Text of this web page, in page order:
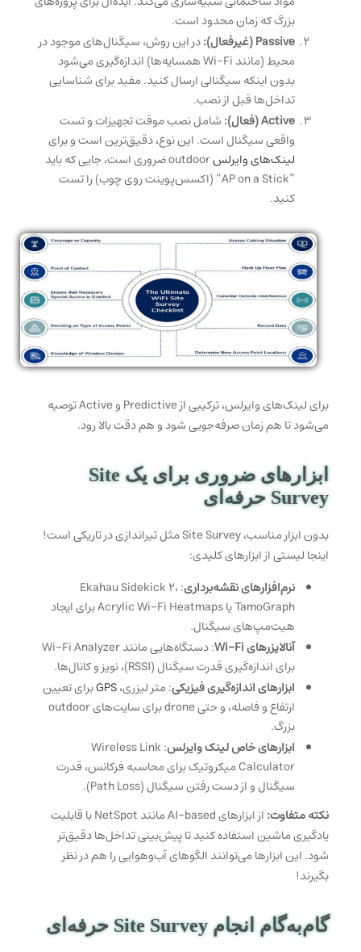
بزرگ که زمان محدود است.
Passive (غیرفعال):
در این روش، سیگنال‌های موجود در
محیط (مانند Wi-Fi همسایه‌ها) اندازه‌گیری می‌شود
بدون اینکه سیگنالی ارسال کنید. مفید برای شناسایی
تداخل‌ها قبل از نصب.
Active (فعال):
شامل نصب موقت تجهیزات و تست
واقعی سیگنال است. این نوع، دقیق‌ترین است و برای
لینک‌های وایرلس
outdoor ضروری است، جایی که باید
“AP on a Stick” (اکسس‌پوینت روی چوب) را تست
کنید.
برای لینک‌های وایرلس، ترکیبی از Predictive و Active توصیه
می‌شود تا هم زمان صرفه‌جویی شود و هم دقت بالا رود.
ابزارهای ضروری برای یک Site
Survey حرفه‌ای
بدون ابزار مناسب، Site Survey مثل تیراندازی در تاریکی است!
اینجا لیستی از ابزارهای کلیدی:
نرم‌افزارهای نقشه‌برداری : Ekahau Sidekick 2،
TamoGraph یا Acrylic Wi-Fi Heatmaps برای ایجاد
هیت‌مپ‌های سیگنال.
آنالایزرهای Wi-Fi
: دستگاه‌هایی مانند Wi-Fi Analyzer
برای اندازه‌گیری قدرت سیگنال (RSSI)، نویز و کانال‌ها.
ابزارهای اندازه‌گیری فیزیکی: متر لیزری،GPSبرای تعیین
ارتفاع و فاصله، و حتی drone برای سایت‌های outdoor
بزرگ.
ابزارهای خاص لینک وایرلس : Wireless Link
Calculator میکروتیک برای محاسبه فرکانس، قدرت
سیگنال و از دست رفتن سیگنال (Path Loss).
نکته متفاوت:
از ابزارهای AI-based مانند NetSpot با قابلیت
یادگیری ماشین استفاده کنید تا پیش‌بینی تداخل‌ها دقیق‌تر
شود. این ابزارها می‌توانند الگوهای آب‌وهوایی را هم در نظر
بگیرند!
گام‌به‌گام انجام Site Survey حرفه‌ای